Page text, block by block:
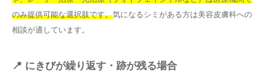
のみ提供可能な選択肢です。気になるシミがある方は美容皮膚科への
相談が適しています。
📍 にきびが繰り返す・跡が残る場合